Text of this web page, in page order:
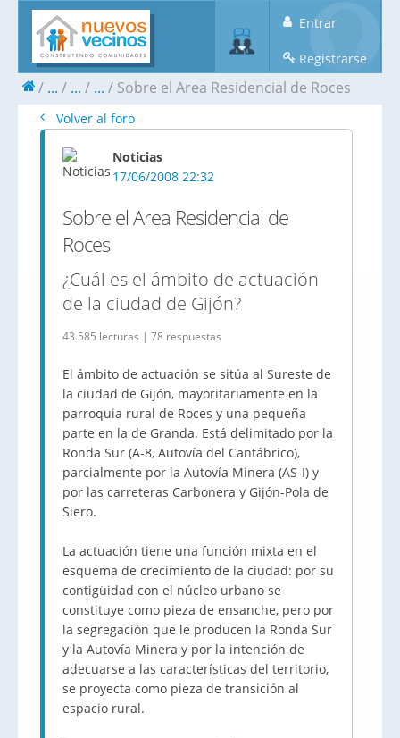
Entrar
Registrarse
... ... ... Sobre el Area Residencial de Roces
Volver al foro
Noticias
17/06/2008 22:32
Sobre el Area Residencial de
Roces
¿Cuál es el ámbito de actuación
de la ciudad de Gijón?
43.585 lecturas | 78 respuestas
El ámbito de actuación se sitúa al Sureste de
la ciudad de Gijón, mayoritariamente en la
parroquia rural de Roces y una pequeña
parte en la de Granda. Está delimitado por la
Ronda Sur (A-8, Autovía del Cantábrico),
parcialmente por la Autovía Minera (AS-I) y
por las carreteras Carbonera y Gijón-Pola de
Siero.
La actuación tiene una función mixta en el
esquema de crecimiento de la ciudad: por su
contigüidad con el núcleo urbano se
constituye como pieza de ensanche, pero por
la segregación que le producen la Ronda Sur
y la Autovía Minera y por la intención de
adecuarse a las características del territorio,
se proyecta como pieza de transición al
espacio rural.